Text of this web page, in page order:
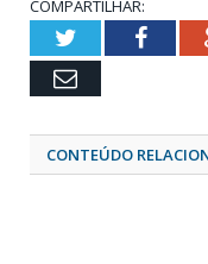
COMPARTILHAR:
Twitter
Email
CONTEÚDO